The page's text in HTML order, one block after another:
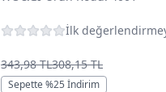
İlk
343,98 TL308,15 TL
Sepette %25 İndirim